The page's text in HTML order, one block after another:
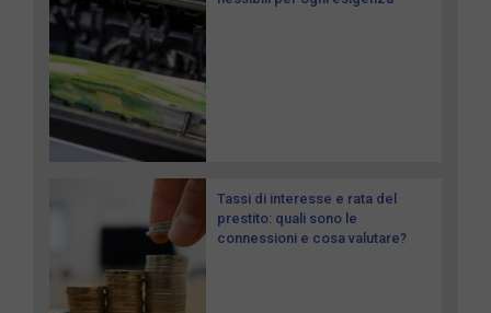
Tassi di interesse e rata del
prestito: quali sono le
connessioni e cosa valutare?